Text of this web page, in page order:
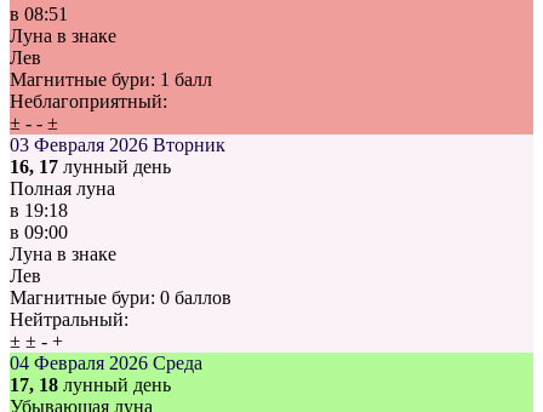
в 08:51
Луна в знаке
Лев
Магнитные бури: 1 балл
Неблагоприятный:
± - - ±
03 Февраля 2026 Вторник
16, 17 лунный день
Полная луна
в 19:18
в 09:00
Луна в знаке
Лев
Магнитные бури: 0 баллов
Нейтральный:
± ± - +
04 Февраля 2026 Среда
17, 18 лунный день
Убывающая луна